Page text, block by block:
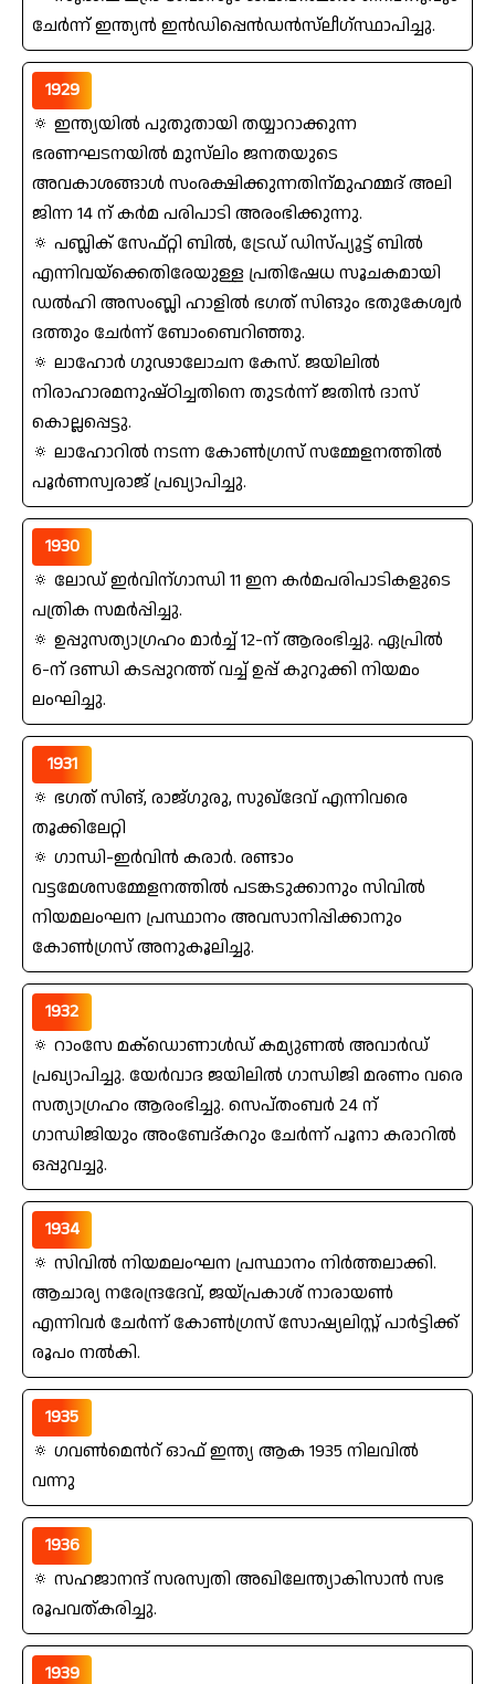
ചേര്‍ന്ന്‌ ഇന്ത്യന്‍ ഇന്‍ഡിപ്പെന്‍ഡന്‍സ്‌ലീഗ്‌സ്ഥാപിച്ചു.
1929
🔅 ഇന്ത്യയില്‍ പുതുതായി തയ്യാറാക്കുന്ന
ഭരണഘടനയില്‍ മുസ്‌ലിം ജനതയുടെ
അവകാശങ്ങാൾ സംരക്ഷിക്കുന്നതിന്‌മുഹമ്മദ്‌ അലി
ജിന്ന 14 ന് കര്‍മ പരിപാടി അരംഭിക്കുന്നു.
🔅 പബ്ലിക്‌ സേഫ്റ്റി ബില്‍, ട്രേഡ്‌ ഡിസ്പ്യൂട്ട് ബില്‍
എന്നിവയ്ക്കെതിരേയുള്ള പ്രതിഷേധ സൂചകമായി
ഡല്‍ഹി അസംബ്ലി ഹാളില്‍ ഭഗത്‌ സിങും ഭതുകേശ്വര്‍
ദത്തും ചേര്‍ന്ന്‌ ബോംബെറിഞ്ഞു.
🔅 ലാഹോര്‍ ഗുഢാലോചന കേസ്‌. ജയിലില്‍
നിരാഹാരമനുഷ്ഠിച്ചതിനെ തുടര്‍ന്ന്‌ ജതിന്‍ ദാസ്‌
കൊല്ലപ്പെട്ടു.
🔅 ലാഹോറില്‍ നടന്ന കോണ്‍ഗ്രസ്‌ സമ്മേളനത്തില്‍
പൂര്‍ണസ്വരാജ്‌ പ്രഖ്യാപിച്ചു.
1930
🔅 ലോഡ്‌ ഇര്‍വിന്‌ഗാന്ധി 11 ഇന കര്‍മപരിപാടികളുടെ
പത്രിക സമര്‍പ്പിച്ചു.
🔅 ഉപ്പുസത്യാഗ്രഹം മാര്‍ച്ച്‌ 12-ന്‌ ആരംഭിച്ചു. ഏപ്രില്‍
6-ന്‌ ദണ്ഡി കടപ്പുറത്ത്‌ വച്ച്‌ ഉപ്പ്‌ കുറുക്കി നിയമം
ലംഘിച്ചു.
1931
🔅 ഭഗത്‌ സിങ്‌, രാജ്ഗുരു, സുഖ്ദേവ്‌ എന്നിവരെ
തൂക്കിലേറ്റി
🔅 ഗാന്ധി-ഇര്‍വിന്‍ കരാര്‍. രണ്ടാം
വട്ടമേശസമ്മേളനത്തില്‍ പടങ്കടുക്കാനും സിവില്‍
നിയമലംഘന പ്രസ്ഥാനം അവസാനിപ്പിക്കാനും
കോണ്‍ഗ്രസ്‌ അനുകൂലിച്ചു.
1932
🔅 റാംസേ മക്‌ഡൊണാൾഡ് കമ്യുണൽ അവാർഡ്
പ്രഖ്യാപിച്ചു. യേർവാദ ജയിലിൽ ഗാന്ധിജി മരണം വരെ
സത്യാഗ്രഹം ആരംഭിച്ചു. സെപ്തംബർ 24 ന്
ഗാന്ധിജിയും അംബേദ്കറും ചേർന്ന് പൂനാ കരാറിൽ
ഒപ്പുവച്ചു.
1934
🔅 സിവില്‍ നിയമലംഘന പ്രസ്ഥാനം നിര്‍ത്തലാക്കി.
ആചാര്യ നരേന്ദ്രദേവ്‌, ജയ്‌പ്രകാശ്‌ നാരായണ്‍
എന്നിവര്‍ ചേര്‍ന്ന്‌ കോണ്‍ഗ്രസ്‌ സോഷ്യലിസ്റ്റ്‌ പാര്‍ട്ടിക്ക്‌
രൂപം നല്‍കി.
1935
🔅 ഗവണ്‍മെന്‍റ്‌ ഓഫ്‌ ഇന്ത്യ ആക 1935 നിലവില്‍
വന്നു
1936
🔅 സഹജാനന്ദ്‌ സരസ്വതി അഖിലേന്ത്യാകിസാന്‍ സഭ
രൂപവത്കരിച്ചു.
1939